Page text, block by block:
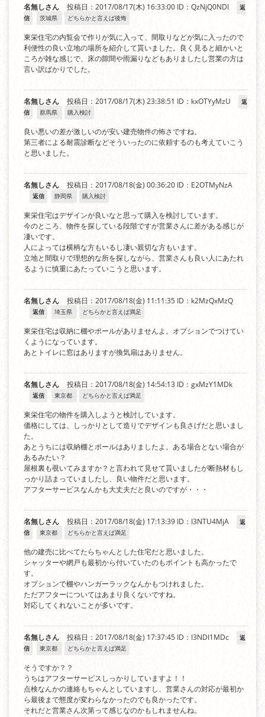
名無しさん 投稿日：2017/08/17(木) 16:33:00 ID：QzNjQ0NDI
返
信
茨城県 どちらかと言えば後悔
東栄住宅の内覧会で作りが気に入って、間取りなどが気に入ったので
利便性の良い立地の場所を紹介して貰いました。良く見ると細かいと
ころが雑な感じで、床の隙間や雨漏りなどもありましたし営業の方は
言い訳ばかりでした。
名無しさん 投稿日：2017/08/17(木) 23:38:51 ID：kxOTYyMzU
返
信
群馬県 購入検討
良い悪いの差が激しいのが安い建売物件の怖さですね。
第三者による耐震診断などそういったのに依頼するのも考えていこう
と思いました。
名無しさん 投稿日：2017/08/18(金) 00:36:20 ID：E2OTMyNzA
返信 静岡県 購入検討
東栄住宅はデザインが良いなと思って購入を検討しています。
今のところ、物件を探している段階ですが営業さんに差がある感じが
凄いです。
人によっては横柄な方もいるし凄い親切な方もいます。
立地と間取りで理想的な所を探しながら、営業さんも良い人にあたれ
るように慎重にあたっていこうと思います。
名無しさん 投稿日：2017/08/18(金) 11:11:35 ID：k2MzQxMzQ
返信 埼玉県 どちらかと言えば満足
東栄住宅は収納に棚やポールがありませんよ。オプションでつけてい
くようになっています。
あとトイレに窓はありますが換気扇はありません。
名無しさん 投稿日：2017/08/18(金) 14:54:13 ID：gxMzY1MDk
返信 東京都 どちらかと言えば満足
東栄住宅の物件を購入しようと検討しています。
価格にしては、しっかりとして造りでデザインも良さげだと思いまし
た。
あとうちには収納棚とポールはありましたよ。ある場合とない場合が
あるみたい？
屋根裏も覗いてみますか？と言われて見せて貰いましたが断熱材もし
っかり詰まっていましたし、良い物件だと思います。
アフターサービスなんかも大丈夫だと良いのですが・・・
名無しさん 投稿日：2017/08/18(金) 17:13:39 ID：I3NTU4MjA
返
信
東京都 どちらかと言えば満足
他の建売に比べてたらちゃんとした住宅だと思いました。
シャッターや網戸も最初から付いていたのもポイントも高かったで
す。
オプションで棚やハンガーラックなんかもつけれました。
ただアフターについてはあまり良くないですね。
対応してくれないことが多いです。
名無しさん 投稿日：2017/08/18(金) 17:37:45 ID：I3NDI1MDc
返
信
東京都 どちらかと言えば満足
そうですか？？
うちはアフターサービスしっかりしていますよ！！
点検なんかの連絡もちゃんとしていますし、営業さんの対応が最初か
ら最後まで態度が変わらなかったのでも良かったです。
それだと営業さん次第って感じなのかもしれませんね。